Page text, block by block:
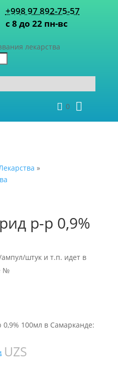
+998 97 892-75-57
с 8 до 22 пн-вс
лекарства
0
»
р-р 0,9%
ампул/штук и т.п. идет в
№
100мл в Самарканде:
UZS